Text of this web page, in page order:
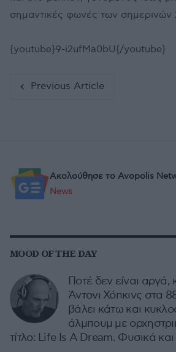
σημαντικές φωνές των
{youtube}9-i2ufMa0bU{/youtube}
Ακολούθησε το Avopolis
News
MOOD OF THE DAY
Ποτέ δεν είναι αργά,
Άντονι Χόπκινς στα
βάλει κάτω και
άλμπουμ με
τίτλο: Life Is A Dream. Φυσικά και
Previous Article